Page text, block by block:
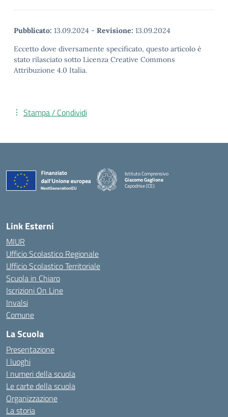
Pubblicato: 13.09.2024 - Revisione: 13.09.2024
Eccetto dove diversamente specificato, questo articolo è
stato rilasciato sotto Licenza Creative Commons
Attribuzione 4.0 Italia.
Stampa / Condividi
Istituto Comprensivo
Giacomo Gaglione
Capodrise (CE)
— Visita la pagina iniziale della scuola
Link Esterni
MIUR
Ufficio Scolastico Regionale
Ufficio Scolastico Territoriale
Scuola in Chiaro
Iscrizioni On Line
Invalsi
Comune
La Scuola
Presentazione
I luoghi
I numeri della scuola
Le carte della scuola
Organizzazione
La storia